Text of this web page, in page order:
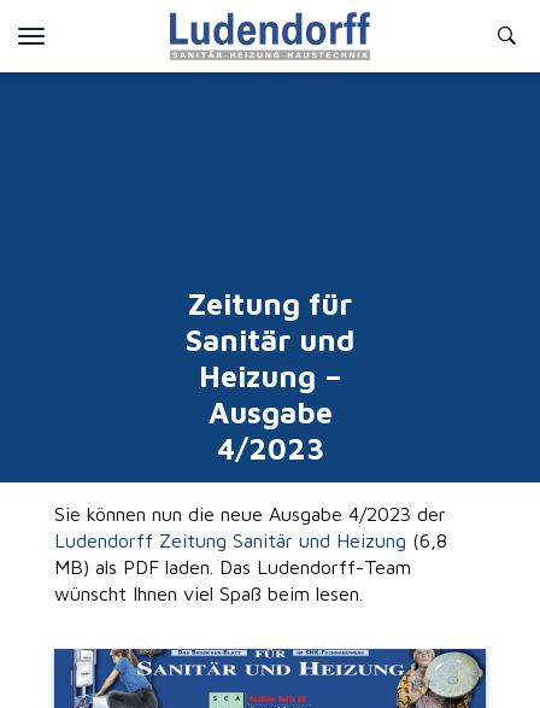
Toggle
Zeitung für
Sanitär und
Heizung –
Ausgabe
4/2023
Sie können nun die neue Ausgabe 4/2023 der
Ludendorff Zeitung Sanitär und Heizung (6,8
MB) als PDF laden. Das Ludendorff-Team
wünscht Ihnen viel Spaß beim lesen.